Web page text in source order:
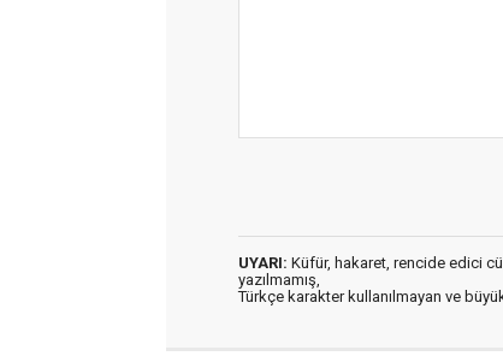
UYARI: Küfür, hakaret, rencide edici
yazılmamış,
Türkçe karakter kullanılmayan ve